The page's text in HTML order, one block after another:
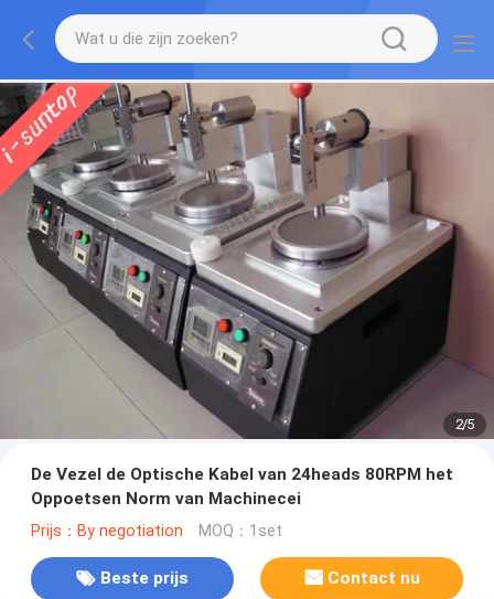
2/5
De Vezel de Optische Kabel van 24heads 80RPM het
Oppoetsen Norm van Machinecei
Prijs：By negotiation MOQ：1set
Beste prijs Contact nu